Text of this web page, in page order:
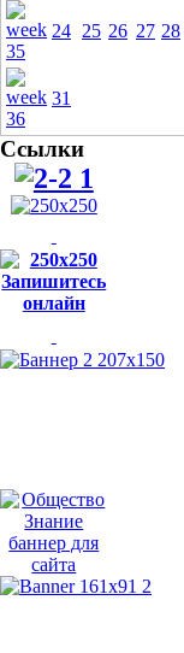
24 25 26 27 28
31
Ссылки